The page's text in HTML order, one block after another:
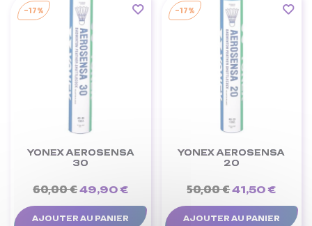
YONEX AEROSENSA
30
60,00 €49,90 €
AJOUTER AU PANIER
-17%
YONEX AEROSENSA
20
50,00 €41,50 €
AJOUTER AU PANIER
-17%